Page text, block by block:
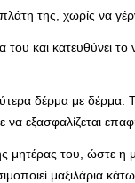
της, χωρίς να
και κατευθύνει
δέρμα με
εξασφαλίζεται επαφή
μητέρας του, ώστε
μαξιλάρια